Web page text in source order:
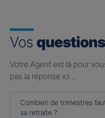
Vos questions
Votre Agent est là pour
pas la réponse ici…
Combien de trimestres
sa retraite ?